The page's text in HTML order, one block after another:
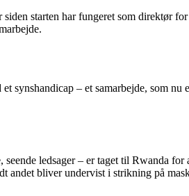
starten har fungeret som direktør
synshandicap – et samarbejde, som nu
ledsager – er taget til Rwanda
andet bliver undervist i strikning på